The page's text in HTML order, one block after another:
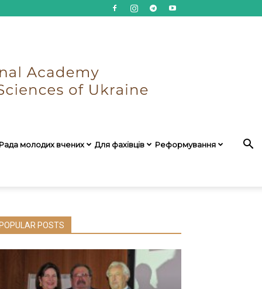
Рада молодих вчених Для фахівців Реформування
POPULAR POSTS